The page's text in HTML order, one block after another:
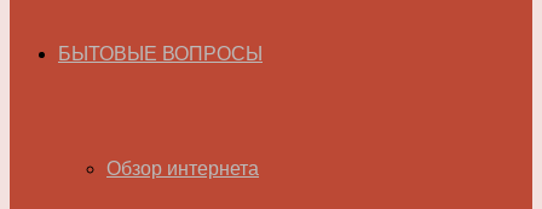
БЫТОВЫЕ ВОПРОСЫ
Обзор интернета